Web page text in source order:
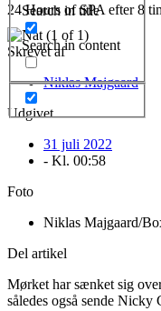
Search in title
Search in content
24 Hours of SPA efter 8
Skrevet af
Niklas Majgaard
Udgivet
31 juli 2022
- Kl. 00:58
Foto
Niklas Majgaard/
Del artikel
Mørket har sænket sig
således også sende Nicky